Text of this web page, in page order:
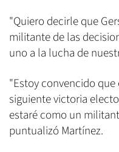
"Quiero decirle que
militante de las
uno a la lucha de
"Estoy convencido
siguiente victoria
estaré como un
puntualizó Martínez.